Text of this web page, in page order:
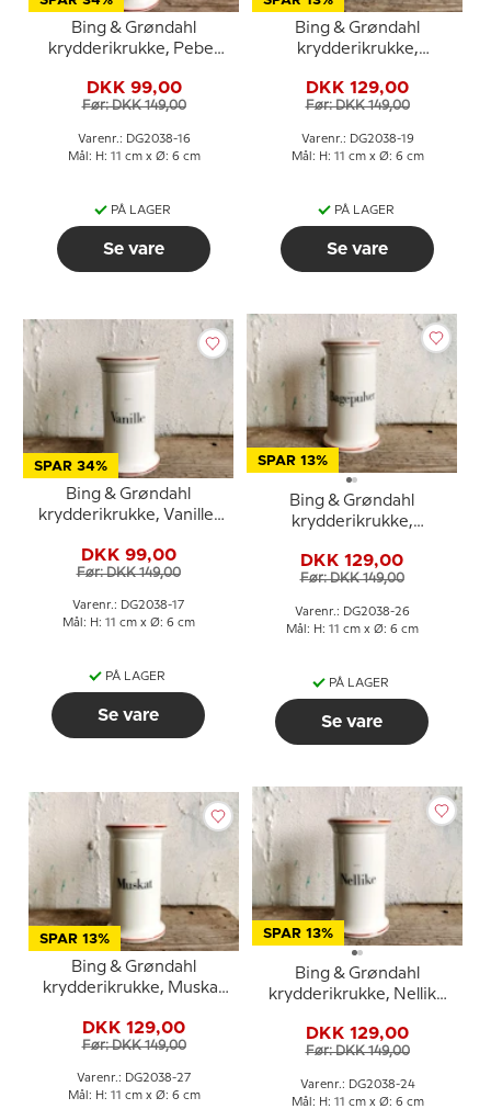
Bing & Grøndahl
krydderikrukke, Peber
DKK 99,00
Før: DKK 149,00
Varenr.: DG2038-16
Mål: H: 11 cm x Ø: 6 cm
PÅ LAGER
Se vare
Bing & Grøndahl
krydderikrukke,
DKK 129,00
Før: DKK 149,00
Varenr.: DG2038-19
Mål: H: 11 cm x Ø: 6 cm
PÅ LAGER
Se vare
SPAR 34%
Bing & Grøndahl
krydderikrukke, Vanille,
DKK 99,00
Før: DKK 149,00
Varenr.: DG2038-17
Mål: H: 11 cm x Ø: 6 cm
PÅ LAGER
Se vare
SPAR 13%
Bing & Grøndahl
krydderikrukke,
DKK 129,00
Før: DKK 149,00
Varenr.: DG2038-26
Mål: H: 11 cm x Ø: 6 cm
PÅ LAGER
Se vare
SPAR 13%
Bing & Grøndahl
krydderikrukke, Muskat
DKK 129,00
Før: DKK 149,00
Varenr.: DG2038-27
Mål: H: 11 cm x Ø: 6 cm
SPAR 13%
Bing & Grøndahl
krydderikrukke, Nellike
DKK 129,00
Før: DKK 149,00
Varenr.: DG2038-24
Mål: H: 11 cm x Ø: 6 cm